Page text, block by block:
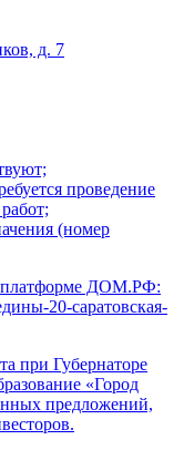
д. 7
проведение
(номер
платформе ДОМ.РФ:
20-саратовская-
при Губернаторе
«Город
предложений,